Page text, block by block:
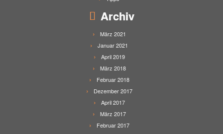
Archiv
März 2021
Januar 2021
April 2019
März 2018
Februar 2018
Dezember 2017
April 2017
März 2017
Februar 2017